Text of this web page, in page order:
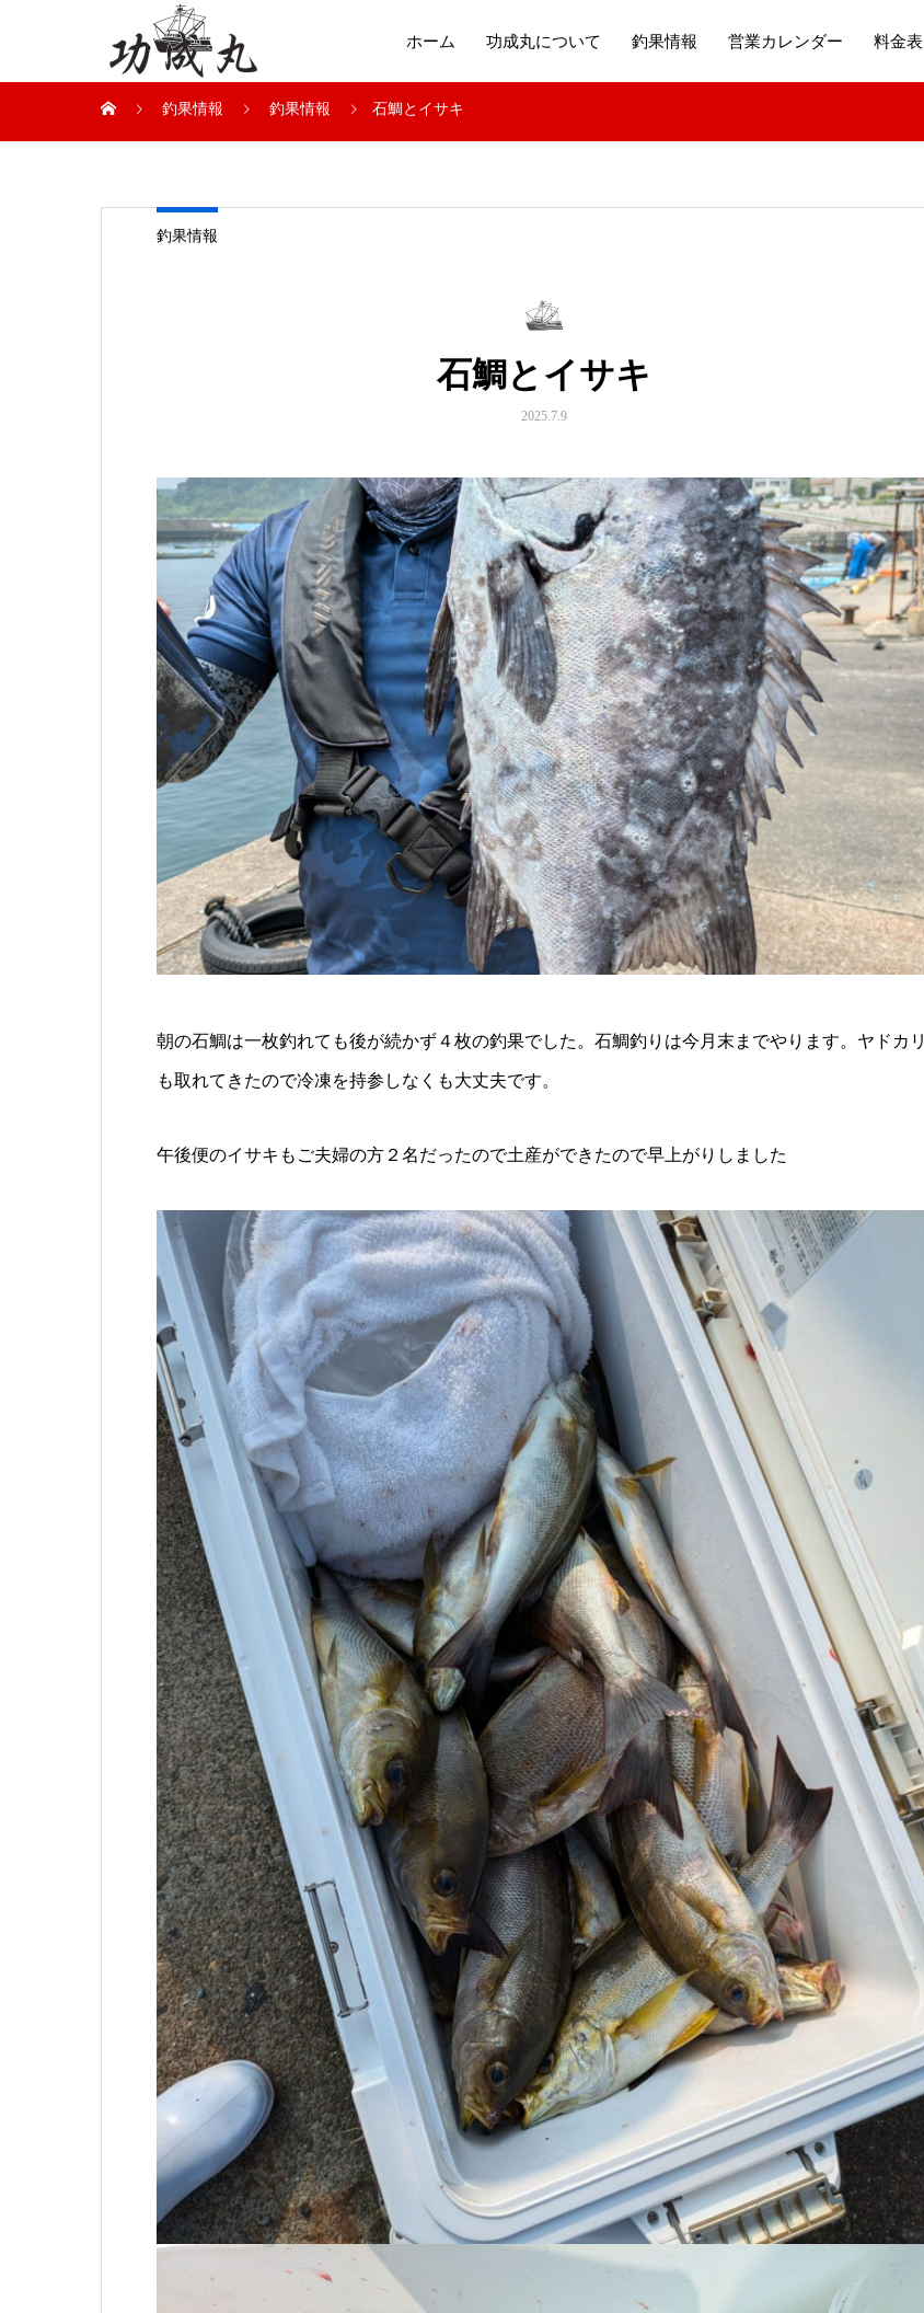
ホーム 功成丸について 釣果情報 営業カレンダー 料金表
釣果情報 釣果情報 石鯛とイサキ
釣果情報
石鯛とイサキ
2025.7.9
朝の石鯛は一枚釣れても後が続かず４枚の釣果でした。石鯛釣りは今月末までやります。ヤドカリ
も取れてきたので冷凍を持参しなくも大丈夫です。
午後便のイサキもご夫婦の方２名だったので土産ができたので早上がりしました